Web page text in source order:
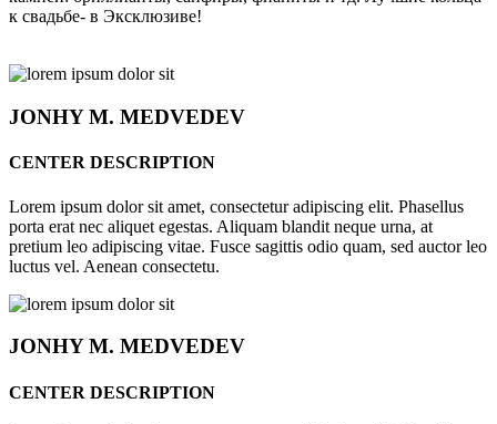
к свадьбе- в Эксклюзиве!
JONHYM. MEDVEDEV
CENTER DESCRIPTION
Lorem ipsum dolor sit amet, consectetur adipiscing elit. Phasellus
porta erat nec aliquet egestas. Aliquam blandit neque urna, at
pretium leo adipiscing vitae. Fusce sagittis odio quam, sed auctor leo
luctus vel. Aenean consectetu.
JONHYM. MEDVEDEV
CENTER DESCRIPTION